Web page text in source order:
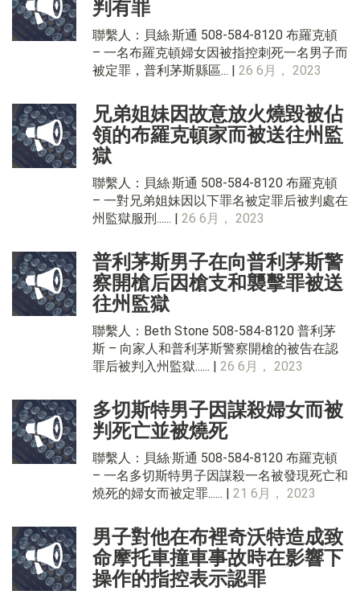
判有罪
聯繫人：貝絲·斯通 508-584-8120 布羅克頓
– 一名布羅克頓婦女因被指控刺死一名男子而
被定罪，普利茅斯縣區... | 26 6月， 2023
兄弟姐妹因故意放火燒毀被佔
領的布羅克頓家而被送往州監
獄
聯繫人：貝絲·斯通 508-584-8120 布羅克頓
– 一對兄弟姐妹因以下罪名被定罪后被判處在
州監獄服刑...... | 26 6月， 2023
普利茅斯男子在向普利茅斯警
察開槍后因槍支和襲擊罪被送
往州監獄
聯繫人：Beth Stone 508-584-8120 普利茅
斯 – 向家人和普利茅斯警察開槍的被告在認
罪后被判入州監獄...... | 26 6月， 2023
多切斯特男子因謀殺婦女而被
判死亡並被燒死
聯繫人：貝絲·斯通 508-584-8120 布羅克頓
– 一名多切斯特男子因謀殺一名被發現死亡和
燒死的婦女而被定罪...... | 21 6月， 2023
男子對他在布裡奇沃特造成致
命摩托車撞車事故時在影響下
操作的指控表示認罪